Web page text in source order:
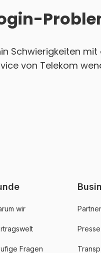
Schwierigkeiten
von Telekom
wir
Fragen
Presse